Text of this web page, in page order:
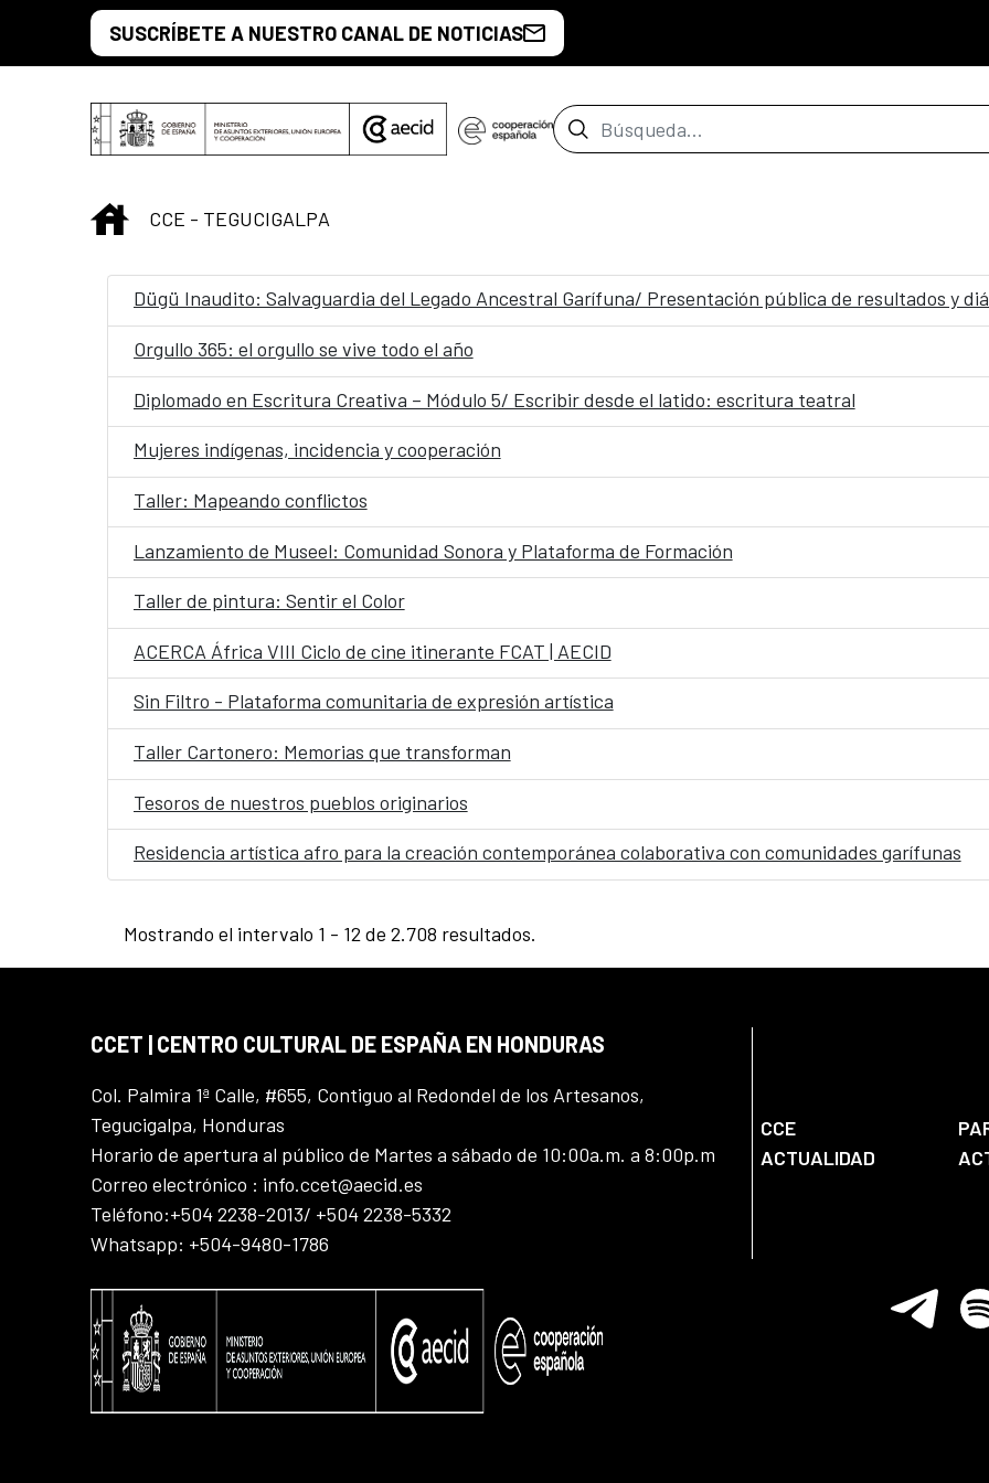
Saltar al contenido principal
SUSCRÍBETE A NUESTRO CANAL DE NOTICIAS
Barra de búsqueda
INICIO
CCE - TEGUCIGALPA
Dügü Inaudito: Salvaguardia del Legado Ancestral Garífuna/ Presentación pública de resultados y
Orgullo 365: el orgullo se vive todo el año
Diplomado en Escritura Creativa – Módulo 5/ Escribir desde el latido: escritura teatral
Mujeres indígenas, incidencia y cooperación
Taller: Mapeando conflictos
Lanzamiento de Museel: Comunidad Sonora y Plataforma de Formación
Taller de pintura: Sentir el Color
ACERCA África VIII Ciclo de cine itinerante FCAT | AECID
Sin Filtro - Plataforma comunitaria de expresión artística
Taller Cartonero: Memorias que transforman
Tesoros de nuestros pueblos originarios
Residencia artística afro para la creación contemporánea colaborativa con comunidades garífunas
Mostrando el intervalo 1 - 12 de 2.708 resultados.
CCET | CENTRO CULTURAL DE ESPAÑA EN HONDURAS
Col. Palmira 1ª Calle, #655, Contiguo al Redondel de los Artesanos,
Tegucigalpa, Honduras
Horario de apertura al público de Martes a sábado de 10:00a.m. a 8:00p.m
Correo electrónico : info.ccet@aecid.es
Teléfono:+504 2238-2013/ +504 2238-5332
Whatsapp: +504-9480-1786
CCE
ACTUALIDAD
Telegram